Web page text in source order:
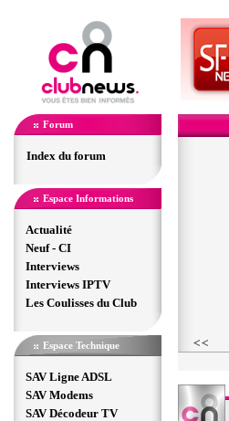
Forum
Index du forum
Espace Informations
Actualité
Neuf - CI
Interviews
Interviews IPTV
Les Coulisses du Club
Espace Technique
SAV Ligne ADSL
SAV Modems
SAV Décodeur TV